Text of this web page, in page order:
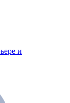
и